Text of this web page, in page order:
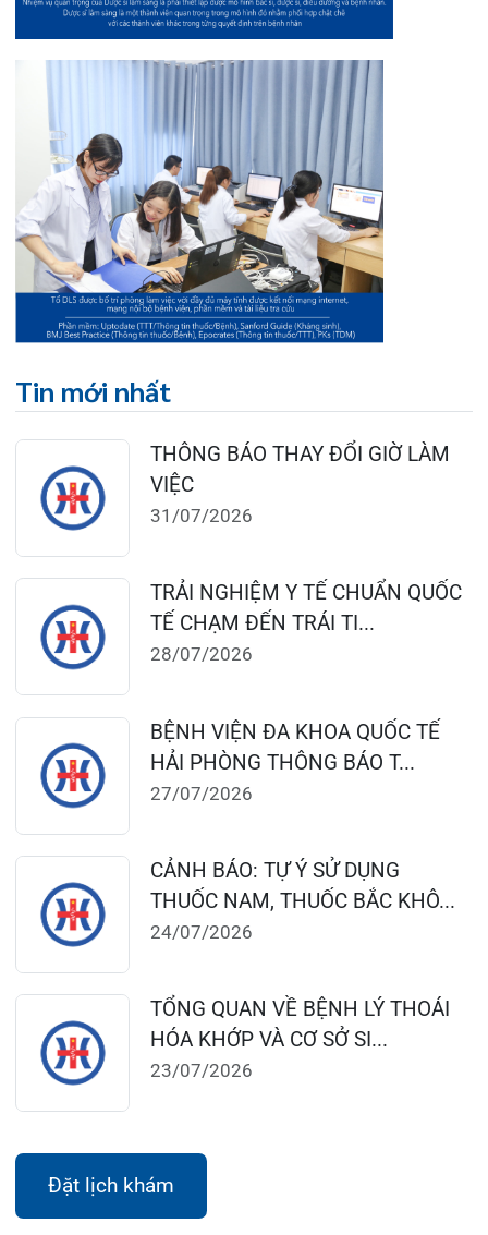
BỆNH VIỆN ĐA KHOA QUỐC TẾ
HẢI PHÒNG THÔNG BÁO T...
27/07/2026
CẢNH BÁO: TỰ Ý SỬ DỤNG
THUỐC NAM, THUỐC BẮC KHÔ...
24/07/2026
TỔNG QUAN VỀ BỆNH LÝ THOÁI
HÓA KHỚP VÀ CƠ SỞ SI...
23/07/2026
Đặt lịch khám
124 Nguyễn Đức Cảnh, Cát Dài Q Lê
Chân, Hải Phòng
0225-3955 888
0225-3951 115
Lịch làm việc:
Khoa Khám bệnh theo yêu cầu:
Thứ 2 – Thứ 6: 06:00 – 20:00
Thứ 7 – Chủ nhật: 06:30 – 16:30
Khoa Khám bệnh: Thứ 2 – Thứ 6
Sáng: 07:00 – 12:00
Chiều: 13:30 – 16:30
Bệnh viện – Khách sạn cao cấp đầu tiên ở